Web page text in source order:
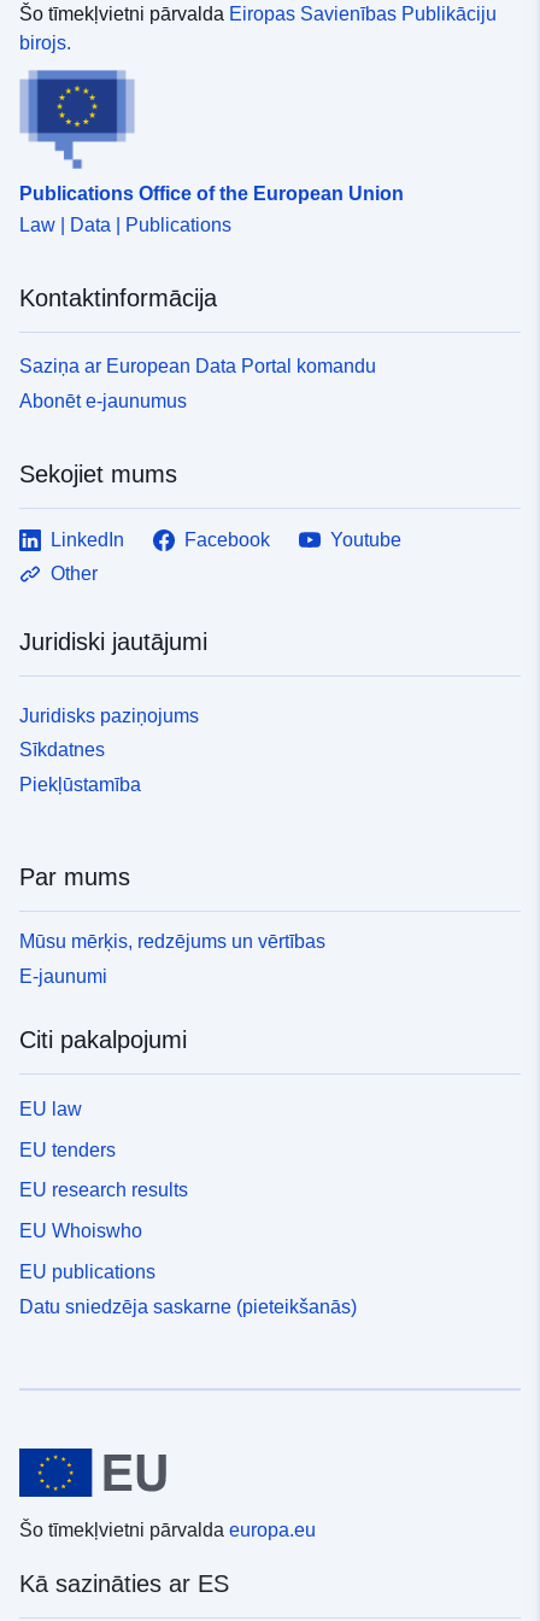
definēts kampaņā no 15. maija līdz 14. maijam.
Šo tīmekļvietni pārvalda Eiropas Savienības Publikāciju
birojs.
Publications Office of the European Union
Law | Data | Publications
Kontaktinformācija
Saziņa ar European Data Portal komandu
Abonēt e-jaunumus
Sekojiet mums
LinkedIn Facebook
Youtube
Other
Juridiski jautājumi
Juridisks paziņojums
Sīkdatnes
Piekļūstamība
Par mums
Mūsu mērķis, redzējums un vērtības
E-jaunumi
Citi pakalpojumi
EU law
EU tenders
EU research results
EU Whoiswho
EU publications
Datu sniedzēja saskarne (pieteikšanās)
Šo tīmekļvietni pārvalda europa.eu
Kā sazināties ar ES